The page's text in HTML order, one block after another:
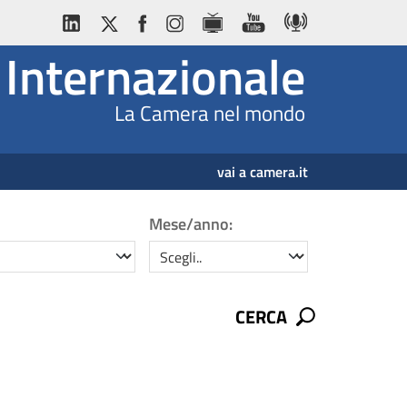
Internazionale
La Camera nel mondo
vai a camera.it
Mese/anno:
mese/anno
CERCA